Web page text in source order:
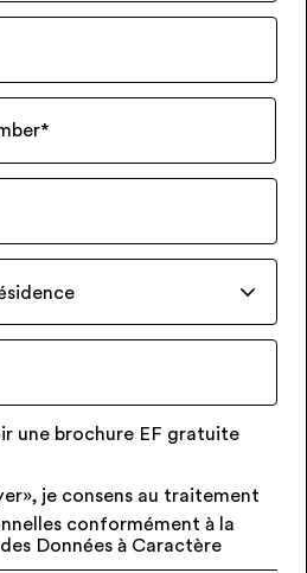
*
une brochure EF gratuite
je consens au traitement
conformément à la
Données à Caractère